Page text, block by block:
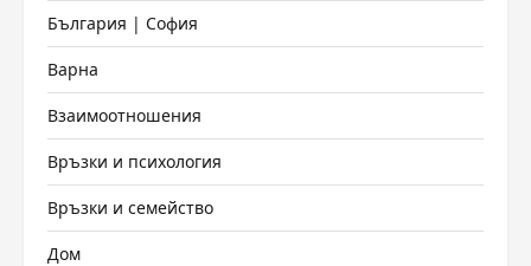
България | София
Варна
Взаимоотношения
Връзки и психология
Връзки и семейство
Дом